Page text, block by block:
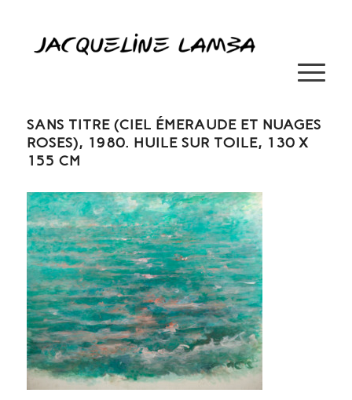
SANS TITRE (CIEL ÉMERAUDE ET NUAGES
ROSES), 1980. HUILE SUR TOILE, 130 X
155 CM